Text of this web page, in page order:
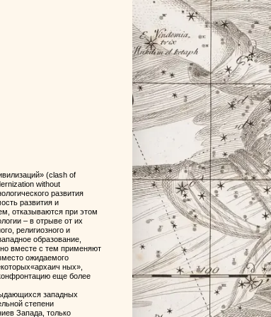
(clash of
without
развития
развития и
отказываются при этом
– в отрыве от их
религиозного и
образование,
вместе с тем применяют
ожидаемого
ных»,
еще более
западных
степени
Запада, только